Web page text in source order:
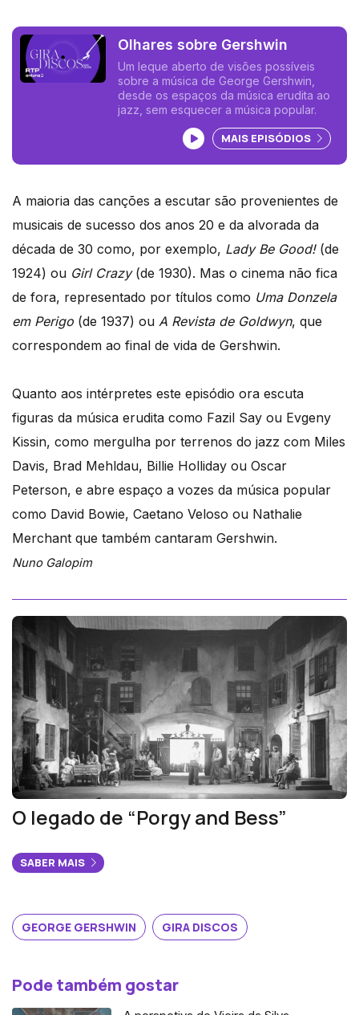
Olhares sobre Gershwin
Um leque aberto de visões possíveis
sobre a música de George Gershwin,
desde os espaços da música erudita ao
jazz, sem esquecer a música popular.
Ouvir podcast
MAIS EPISÓDIOS
A maioria das canções a escutar são provenientes de
musicais de sucesso dos anos 20 e da alvorada da
década de 30 como, por exemplo, Lady Be Good!(de
1924) ou Girl Crazy(de 1930). Mas o cinema não fica
de fora, representado por títulos como Uma Donzela
em Perigo (de 1937) ou A Revista de Goldwyn, que
correspondem ao final de vida de Gershwin.
Quanto aos intérpretes este episódio ora escuta
figuras da música erudita como Fazil Say ou Evgeny
Kissin, como mergulha por terrenos do jazz com Miles
Davis, Brad Mehldau, Billie Holliday ou Oscar
Peterson, e abre espaço a vozes da música popular
como David Bowie, Caetano Veloso ou Nathalie
Merchant que também cantaram Gershwin.
Nuno Galopim
O legado de “Porgy and Bess”
SABER MAIS
GEORGE GERSHWIN GIRA DISCOS
Pode também gostar